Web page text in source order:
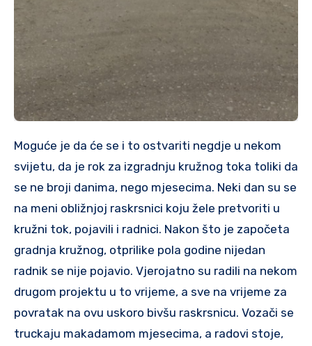
Moguće je da će se i to ostvariti negdje u nekom
svijetu, da je rok za izgradnju kružnog toka toliki da
se ne broji danima, nego mjesecima. Neki dan su se
na meni obližnjoj raskrsnici koju žele pretvoriti u
kružni tok, pojavili i radnici. Nakon što je započeta
gradnja kružnog, otprilike pola godine nijedan
radnik se nije pojavio. Vjerojatno su radili na nekom
drugom projektu u to vrijeme, a sve na vrijeme za
povratak na ovu uskoro bivšu raskrsnicu. Vozači se
truckaju makadamom mjesecima, a radovi stoje,